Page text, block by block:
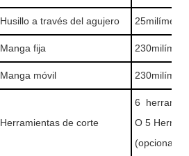
Husillo a través del agujero 25milímetro
Manga fija
Manga móvil
Herramientas de corte
6
O 5
(opcional)